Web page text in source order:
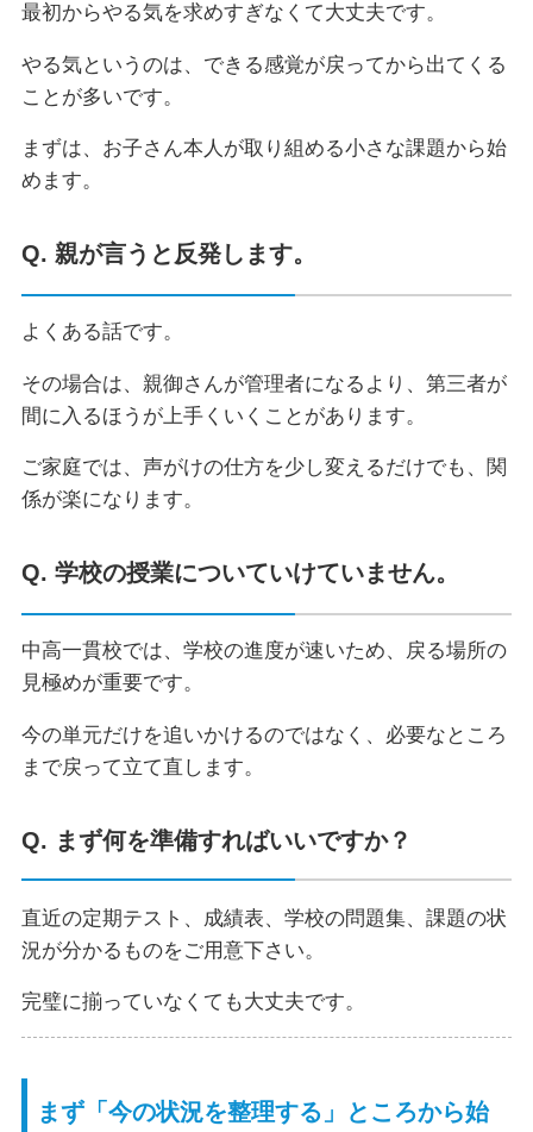
最初からやる気を求めすぎなくて大丈夫です。
やる気というのは、できる感覚が戻ってから出てくる
ことが多いです。
まずは、お子さん本人が取り組める小さな課題から始
めます。
Q. 親が言うと反発します。
よくある話です。
その場合は、親御さんが管理者になるより、第三者が
間に入るほうが上手くいくことがあります。
ご家庭では、声がけの仕方を少し変えるだけでも、関
係が楽になります。
Q. 学校の授業についていけていません。
中高一貫校では、学校の進度が速いため、戻る場所の
見極めが重要です。
今の単元だけを追いかけるのではなく、必要なところ
まで戻って立て直します。
Q. まず何を準備すればいいですか？
直近の定期テスト、成績表、学校の問題集、課題の状
況が分かるものをご用意下さい。
完璧に揃っていなくても大丈夫です。
まず「今の状況を整理する」ところから始